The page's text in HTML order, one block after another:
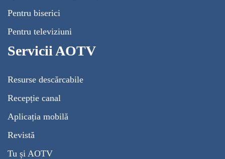
Pentru biserici
Pentru televiziuni
Servicii AOTV
Resurse descărcabile
Recepție canal
Aplicația mobilă
Revistă
Tu și AOTV